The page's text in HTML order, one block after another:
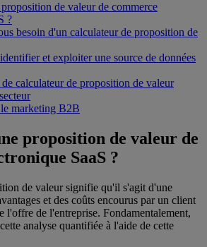
de valeur de commerce
?
besoin d'un calculateur de proposition de
et exploiter une source de données
calculateur de proposition de valeur
marketing B2B
proposition de valeur de
SaaS ?
de valeur signifie qu'il s'agit d'une
et des coûts encourus par un client
l'offre de l'entreprise. Fondamentalement,
analyse quantifiée à l'aide de cette